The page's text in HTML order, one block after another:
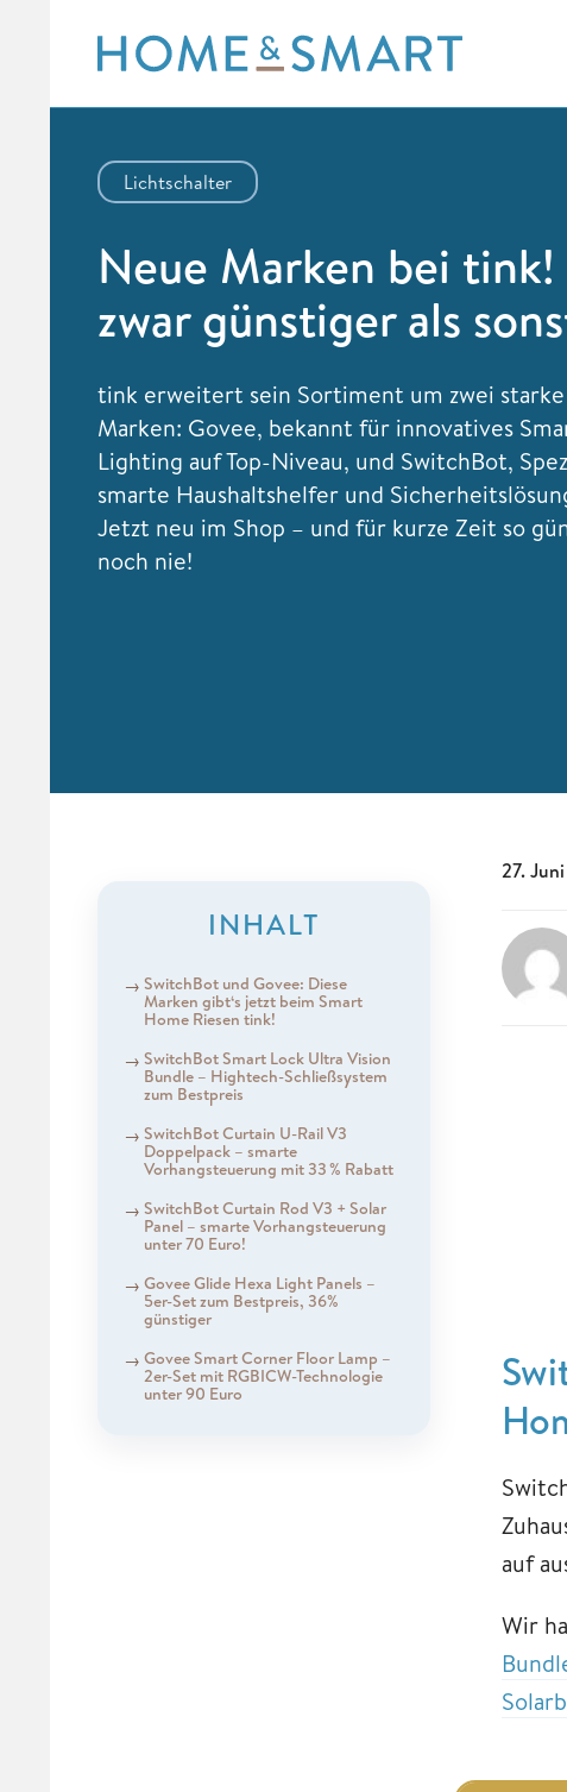
content
Lichtschalter
Neue Marken bei tink!
zwar günstiger als
tink erweitert sein Sortiment um zwei starke
Marken: Govee, bekannt für innovatives
Lighting auf Top-Niveau, und SwitchBot,
smarte Haushaltshelfer und
Jetzt neu im Shop – und für kurze Zeit so
noch nie!
INHALT
SwitchBot und Govee: Diese
Marken gibt‘s jetzt beim Smart
Home Riesen tink!
SwitchBot Smart Lock Ultra Vision
Bundle – Hightech-Schließsystem
zum Bestpreis
SwitchBot Curtain U-Rail V3
Doppelpack – smarte
Vorhangsteuerung mit 33 % Rabatt
SwitchBot Curtain Rod V3 + Solar
Panel – smarte Vorhangsteuerung
unter 70 Euro!
Govee Glide Hexa Light Panels –
5er-Set zum Bestpreis, 36%
günstiger
Govee Smart Corner Floor Lamp –
2er-Set mit RGBICW-Technologie
unter 90 Euro
27.
auf
Wir